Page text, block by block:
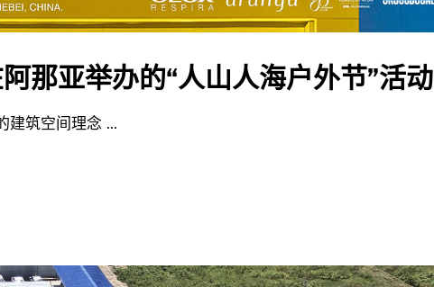
那亚举办的“人山人海户外节”活动
建筑空间理念